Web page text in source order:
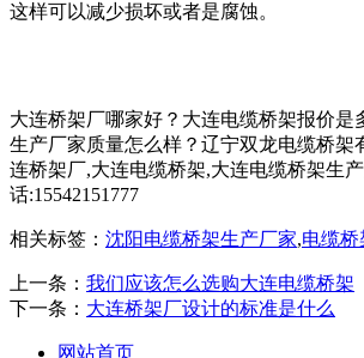
这样可以减少损坏或者是腐蚀。
大连桥架厂哪家好？大连电缆桥架报价是
生产厂家质量怎么样？辽宁双龙电缆桥架
连桥架厂,大连电缆桥架,大连电缆桥架生
话:15542151777
相关标签： 沈阳电缆桥架生产厂家,电缆桥
上一条： 我们应该怎么选购大连电缆桥架
下一条： 大连桥架厂设计的标准是什么
网站首页